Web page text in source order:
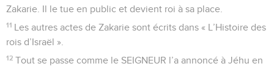
Zakarie. Il le tue en public et devient roi à sa place.
11 Les autres actes de Zakarie sont écrits dans « L’Histoire des
rois d’Israël ».
12 Tout se passe comme le SEIGNEUR l’a annoncé à Jéhu en